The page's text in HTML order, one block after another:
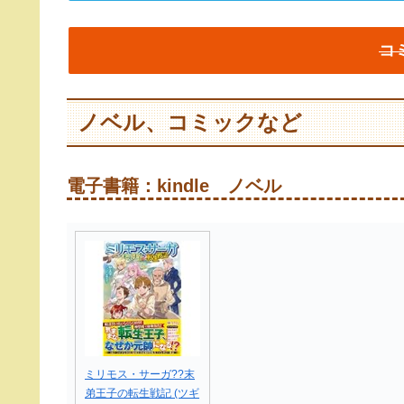
コ
ノベル、コミックなど
電子書籍：kindle ノベル
ミリモス・サーガ??末
弟王子の転生戦記 (ツギ